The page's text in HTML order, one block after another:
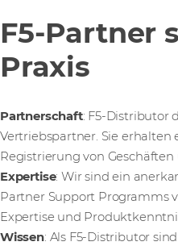
F5-Partner
Praxis
Partnerschaft: F5-Distributor
Vertriebspartner. Sie erhalten
Registrierung von
Expertise: Wir sind ein
Partner Support Programms
Expertise und
Wissen: Als F5-Distributor